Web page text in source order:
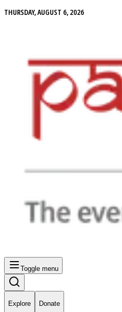
THURSDAY, AUGUST 6, 2026
Toggle menu
Explore Donate